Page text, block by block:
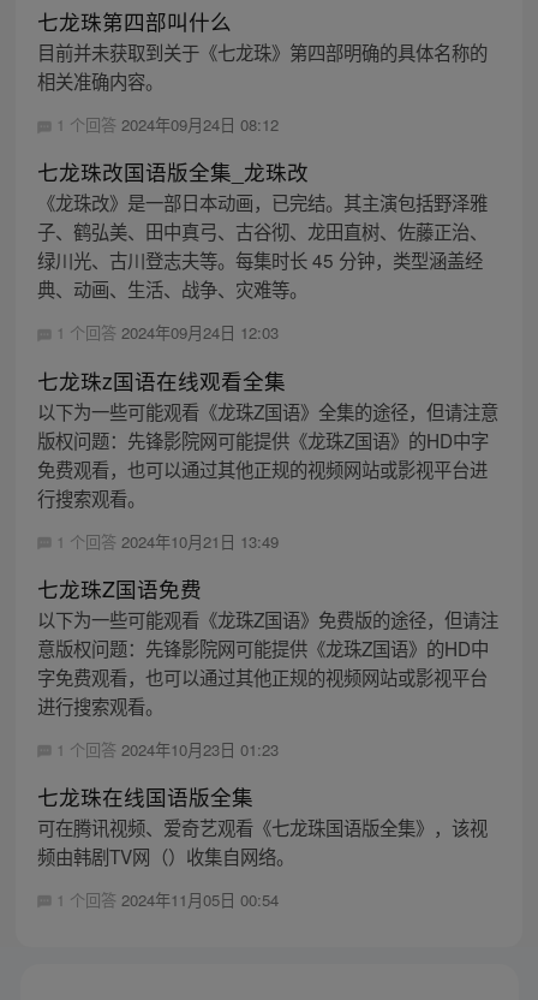
七龙珠第四部叫什么
目前并未获取到关于《七龙珠》第四部明确的具体名称的
相关准确内容。
1 个回答 2024年09月24日 08:12
七龙珠改国语版全集_龙珠改
《龙珠改》是一部日本动画，已完结。其主演包括野泽雅
子、鹤弘美、田中真弓、古谷彻、龙田直树、佐藤正治、
绿川光、古川登志夫等。每集时长 45 分钟，类型涵盖经
典、动画、生活、战争、灾难等。
1 个回答 2024年09月24日 12:03
七龙珠z国语在线观看全集
以下为一些可能观看《龙珠Z国语》全集的途径，但请注意
版权问题：先锋影院网可能提供《龙珠Z国语》的HD中字
免费观看，也可以通过其他正规的视频网站或影视平台进
行搜索观看。
1 个回答 2024年10月21日 13:49
七龙珠Z国语免费
以下为一些可能观看《龙珠Z国语》免费版的途径，但请注
意版权问题：先锋影院网可能提供《龙珠Z国语》的HD中
字免费观看，也可以通过其他正规的视频网站或影视平台
进行搜索观看。
1 个回答 2024年10月23日 01:23
七龙珠在线国语版全集
可在腾讯视频、爱奇艺观看《七龙珠国语版全集》，该视
频由韩剧TV网（）收集自网络。
1 个回答 2024年11月05日 00:54